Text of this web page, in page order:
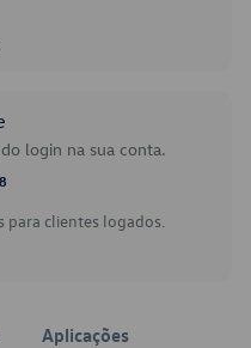
login na sua conta.
para clientes logados.
Aplicações